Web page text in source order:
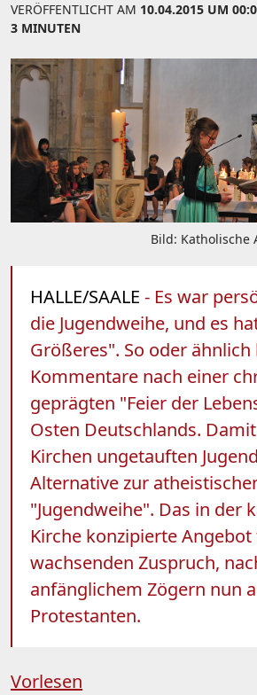
VERÖFFENTLICHT AM 10.04.2015 UM
3 MINUTEN
Bild: Katholische
HALLE/SAALE - Es war
die Jugendweihe, und es
Größeres". So oder
Kommentare nach einer
geprägten "Feier der
Osten Deutschlands.
Kirchen ungetauften
Alternative zur
"Jugendweihe". Das in der
Kirche konzipierte
wachsenden Zuspruch,
anfänglichem Zögern nun
Protestanten.
Vorlesen